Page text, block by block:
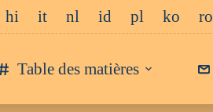
hi it nl id pl ko ro
Table des matières